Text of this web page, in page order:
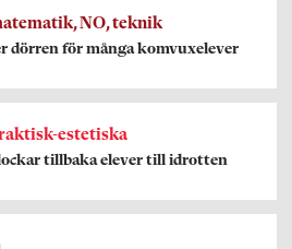
NO, teknik
dörren för många komvuxelever
estetiska
tillbaka elever till idrotten